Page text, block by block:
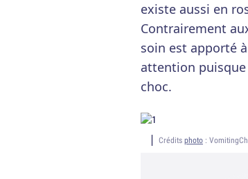
existe aussi en
Contrairement
soin est apporté
attention
choc.
Crédits photo :